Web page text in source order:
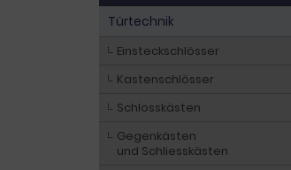
Türtechnik
Einsteckschlösser
Kastenschlösser
Schlosskästen
Gegenkästen
und Schliesskästen